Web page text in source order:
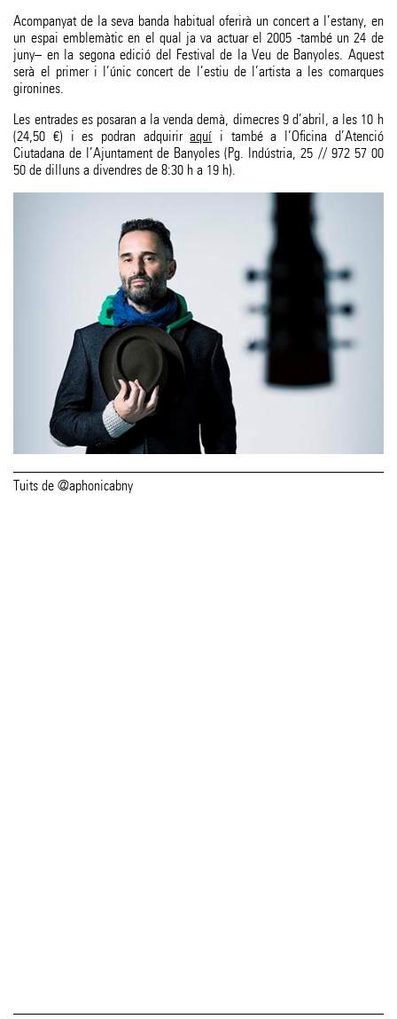
Acompanyat de la seva banda habitual oferirà un concert a l’estany, en
un espai emblemàtic en el qual ja va actuar el 2005 -també un 24 de
juny– en la segona edició del Festival de la Veu de Banyoles. Aquest
serà el primer i l’únic concert de l’estiu de l’artista a les comarques
gironines.
Les entrades es posaran a la venda demà, dimecres 9 d’abril, a les 10 h
(24,50 €) i es podran adquiriraquí i també a l’Oficina d’Atenció
Ciutadana de l’Ajuntament de Banyoles (Pg. Indústria, 25 // 972 57 00
50 de dilluns a divendres de 8:30 h a 19 h).
Tuits de @aphonicabny